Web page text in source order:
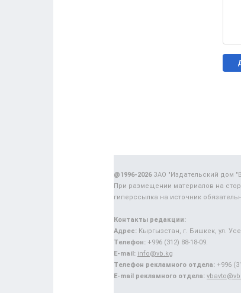
@1996-2026ЗАО "Издательский дом
При размещении материалов на
гиперссылка на источник
Контакты редакции:
Адрес: Кыргызстан, г. Бишкек, ул.
Телефон: +996 (312) 88-18-09.
E-mail: info@vb.kg
Телефон рекламного отдела: +996
E-mail рекламного отдела: